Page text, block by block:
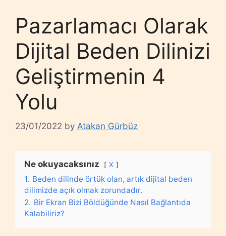
Pazarlamacı Olarak
Dijital Beden Dilinizi
Geliştirmenin 4
Yolu
23/01/2022 by Atakan Gürbüz
Ne okuyacaksınız X
1. Beden dilinde örtük olan, artık dijital beden
dilimizde açık olmak zorundadır.
2. Bir Ekran Bizi Böldüğünde Nasıl Bağlantıda
Kalabiliriz?